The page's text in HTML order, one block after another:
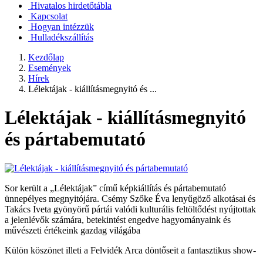
Hivatalos hirdetőtábla
Kapcsolat
Hogyan intézzük
Hulladékszállítás
Kezdőlap
Események
Hírek
Lélektájak - kiállításmegnyitó és ...
Lélektájak - kiállításmegnyitó
és pártabemutató
Sor került a „Lélektájak” című képkiállítás és pártabemutató
ünnepélyes megnyitójára. Csémy Szőke Éva lenyűgöző alkotásai és
Takács Iveta gyönyörű pártái valódi kulturális feltöltődést nyújtottak
a jelenlévők számára, betekintést engedve hagyományaink és
művészeti értékeink gazdag világába
Külön köszönet illeti a Felvidék Arca döntőseit a fantasztikus show-